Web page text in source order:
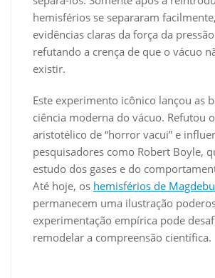
hemisférios se separaram
evidências claras da força da
refutando a crença de que o vácuo
existir.
Este experimento icônico lançou as
ciência moderna do vácuo. Refutou
aristotélico de “horror vacui” e
pesquisadores como Robert Boyle,
estudo dos gases e do
Até hoje, os hemisférios de
permanecem uma ilustração
experimentação empírica pode
remodelar a compreensão científica.